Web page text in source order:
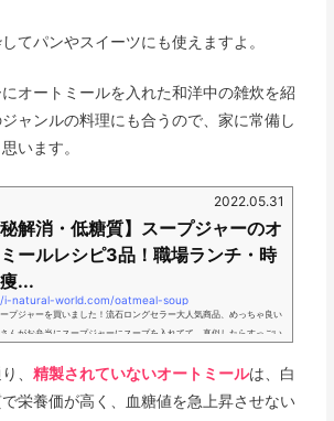
てパンやスイーツにも使えますよ。
オートミールを入れた和洋中の雑炊を紹
ャンルの料理にも合うので、家に常備し
います。
2022.05.31
秘解消・低糖質】スープジャーのオ
ールレシピ3品！職場ランチ・時
...
natural-world.com/oatmeal-soup
プジャーを買いました！流石ロングセラー大人気商品、めっちゃ良い
んがお弁当にスープジャーにスープを入れてて、真似したらすっごい
キさんのお弁当のインスタ投稿は盛り付けもカラフルで朝から元気貰
るだけ...
、精製されていないオートミールは、白
栄養価が高く、血糖値を急上昇させない